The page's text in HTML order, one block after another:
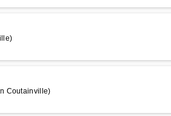
Coutainville)